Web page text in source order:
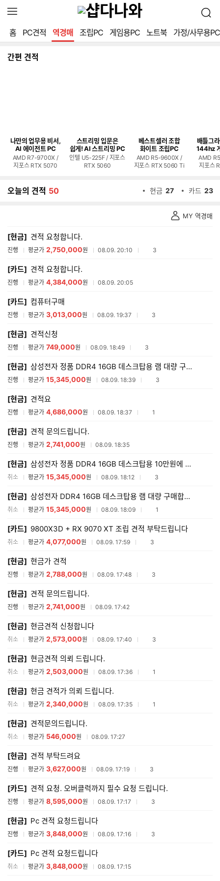
역
열
기
검
색
홈
PC견적 역경매 조립PC 게임용PC 노트북 가정/사무용PC
간편 견적
나만의 업무용 비서,
AI 에이전트 PC
AMD R7-9700X /
지포스 RTX 5070
스트리밍 입문은
쉽게! AI 스트리밍 PC
인텔 U5-225F / 지포스
RTX 5060
베스트셀러 조합
화이트 조립PC
AMD R5-9600X /
지포스 RTX 5060 Ti
배틀그
144hz
AMD
지포스
오늘의 견적 50 현금 27 카드 23
견
적
스
트
MY 역경매
[현금] 견적 요청합니다.
진행 평균가 2,750,000원 08.09. 20:10 참여업체수
3
[카드] 견적 요청합니다.
진행 평균가 4,384,000원 08.09. 20:05
[카드] 컴퓨터구매
진행 평균가 3,013,000원 08.09. 19:37 참여업체수
3
[현금] 견적신청
진행 평균가 749,000원 08.09. 18:49 참여업체수
3
[현금] 삼성전자 정품 DDR4 16GB 데스크탑용 램 대량 구매합니다.
진행 평균가 15,345,000원 08.09. 18:39 참여업체수
3
[현금] 견적요
진행 평균가 4,686,000원 08.09. 18:37 참여업체수
1
[현금] 견적 문의드립니다.
진행 평균가 2,741,000원 08.09. 18:35
[현금] 삼성전자 정품 DDR4 16GB 데스크탑용 10만원에 램 대량 구매합니다.
취소 평균가 15,345,000원 08.09. 18:12 참여업체수
3
[현금] 삼성전자 DDR4 16GB 데스크탑용 램 대량 구매합니다.
취소 평균가 15,345,000원 08.09. 18:09 참여업체수
1
[카드] 9800X3D + RX 9070 XT 조립 견적 부탁드립니다
취소 평균가 4,077,000원 08.09. 17:59 참여업체수
3
[현금] 현금가 견적
진행 평균가 2,788,000원 08.09. 17:48 참여업체수
3
[현금] 견적 문의드립니다.
진행 평균가 2,741,000원 08.09. 17:42
[현금] 현금견적 신청합니다
취소 평균가 2,573,000원 08.09. 17:40 참여업체수
3
[현금] 현금견적 의뢰 드립니다.
취소 평균가 2,503,000원 08.09. 17:36 참여업체수
1
[현금] 현금 견적가 의뢰 드립니다.
취소 평균가 2,340,000원 08.09. 17:35 참여업체수
1
[현금] 견적문의드립니다.
취소 평균가 546,000원 08.09. 17:27
[현금] 견적 부탁드려요
진행 평균가 3,627,000원 08.09. 17:19 참여업체수
3
[카드] 견적 요청. 오버클럭까지 필수 요청 드립니다.
진행 평균가 8,595,000원 08.09. 17:17 참여업체수
3
[현금] Pc 견적 요청드립니다
진행 평균가 3,848,000원 08.09. 17:16 참여업체수
3
[카드] Pc 견적 요청드립니다
취소 평균가 3,848,000원 08.09. 17:15